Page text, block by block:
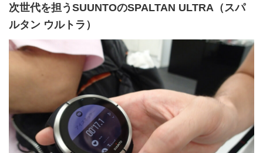
次世代を担うSUUNTOのSPALTAN ULTRA（スパ
ルタン ウルトラ）